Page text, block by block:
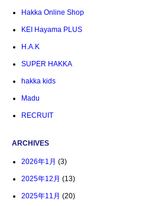
Hakka Online Shop
KEI Hayama PLUS
H.A.K
SUPER HAKKA
hakka kids
Madu
RECRUIT
ARCHIVES
2026年1月 (3)
2025年12月 (13)
2025年11月 (20)